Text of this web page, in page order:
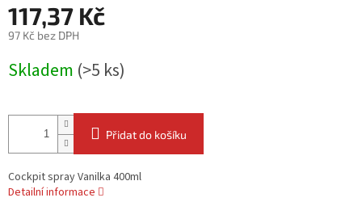
117,37 Kč
97 Kč bez DPH
cena:
Skladem (>5 ks)
Přidat do košíku
Cockpit spray Vanilka 400ml
Detailní informace